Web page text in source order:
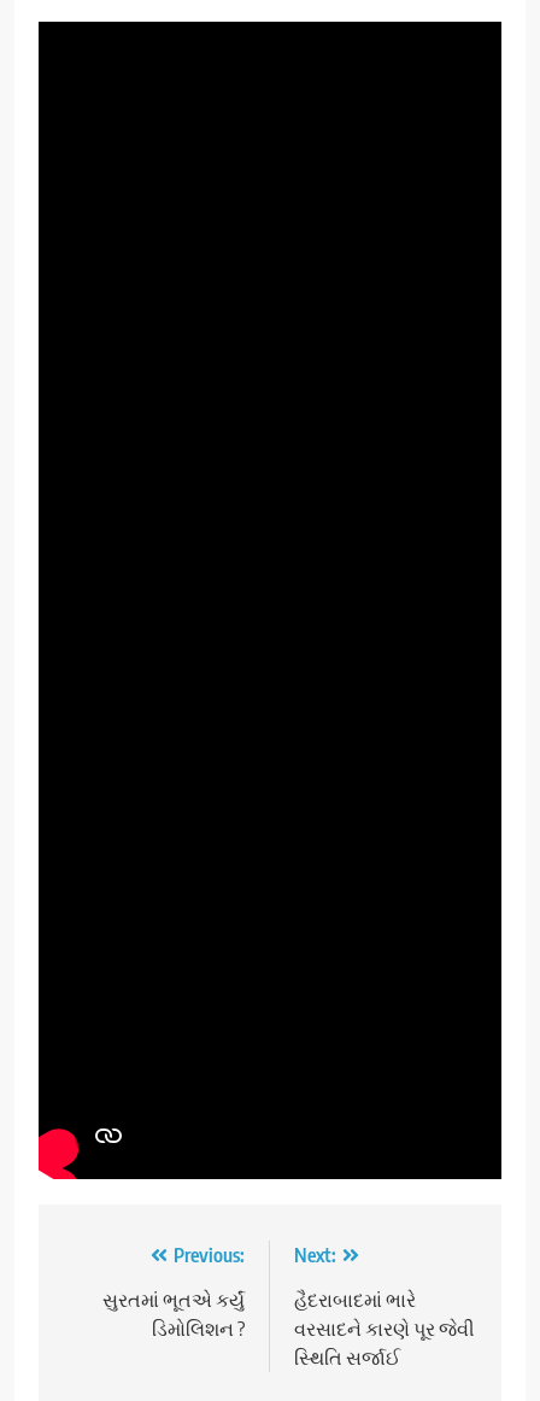
navigation
Previous:
સુરતમાં ભૂતએ કર્યું
ડિમોલિશન ?
Next:
હૈદરાબાદમાં ભારે
વરસાદને કારણે પૂર જેવી
સ્થિતિ સર્જાઈ